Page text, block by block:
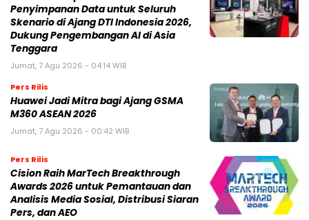
Penyimpanan Data untuk Seluruh
Skenario di Ajang DTI Indonesia 2026,
Dukung Pengembangan AI di Asia
Tenggara
Jumat, 7 Agu 2026 - 04:14 WIB
Pers Rilis
Huawei Jadi Mitra bagi Ajang GSMA
M360 ASEAN 2026
Jumat, 7 Agu 2026 - 00:42 WIB
Pers Rilis
Cision Raih MarTech Breakthrough
Awards 2026 untuk Pemantauan dan
Analisis Media Sosial, Distribusi Siaran
Pers, dan AEO